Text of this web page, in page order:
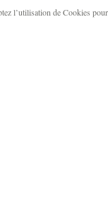
l’utilisation de Cookies